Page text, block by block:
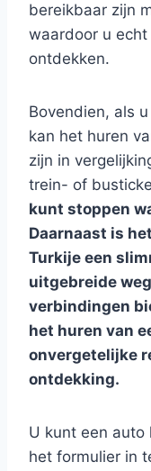
bereikbaar zijn
waardoor u
ontdekken.
Bovendien, als
kan het huren
zijn in
trein- of
kunt stoppen
Daarnaast is
Turkije een
uitgebreide
verbindingen
het huren van
onvergetelijke
ontdekking.
U kunt een
het formulier in